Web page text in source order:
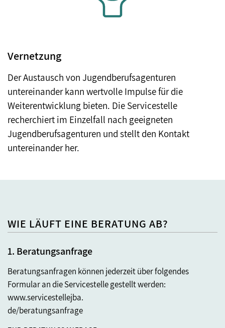
Vernetzung
Der Austausch von Jugendberufsagenturen
untereinander kann wertvolle Impulse für die
Weiterentwicklung bieten. Die Servicestelle
recherchiert im Einzelfall nach geeigneten
Jugendberufsagenturen und stellt den Kontakt
untereinander her.
WIE LÄUFT EINE BERATUNG AB?
1. Beratungsanfrage
Beratungsanfragen können jederzeit über folgendes
Formular an die Servicestelle gestellt werden:
www.servicestellejba.
de/beratungsanfrage